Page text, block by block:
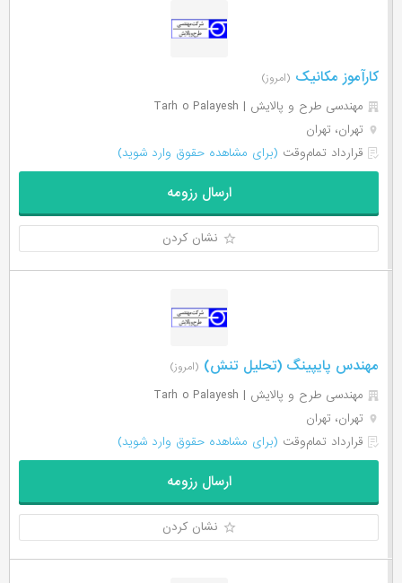
کارآموز مکانیک (امروز)
مهندسی طرح و پالایش | Tarh o Palayesh
تهران، تهران
قرارداد تمام‌وقت (برای مشاهده حقوق وارد شوید)
ارسال رزومه
نشان کردن
مهندس پایپینگ (تحلیل تنش) (امروز)
مهندسی طرح و پالایش | Tarh o Palayesh
تهران، تهران
قرارداد تمام‌وقت (برای مشاهده حقوق وارد شوید)
ارسال رزومه
نشان کردن